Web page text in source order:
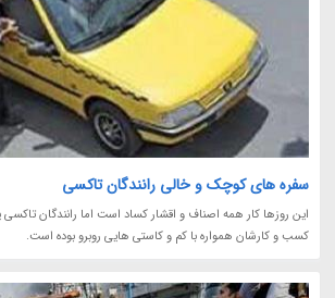
سفره های کوچک و خالی رانندگان تاکسی
این روزها کار همه اصناف و اقشار کساد است اما رانندگان
کسب و کارشان همواره با کم و کاستی هایی روبرو بوده است.